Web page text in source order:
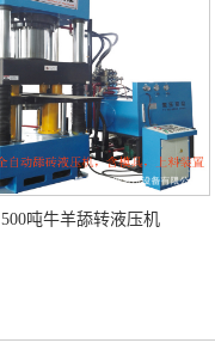
500吨牛羊舔转液压机